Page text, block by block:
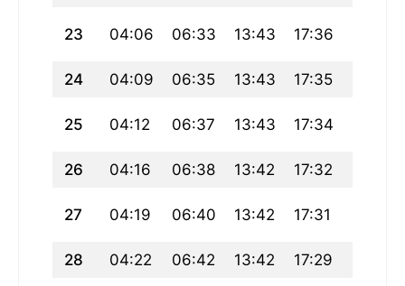
23 04:06 06:33 13:43 17:36
24 04:09 06:35 13:43 17:35
25 04:12 06:37 13:43 17:34
26 04:16 06:38 13:42 17:32
27 04:19 06:40 13:42 17:31
28 04:22 06:42 13:42 17:29